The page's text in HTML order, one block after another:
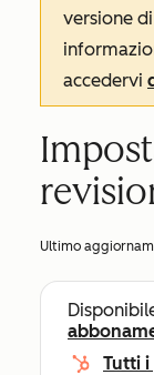
versione
accedervi
Ultimo
Tutti